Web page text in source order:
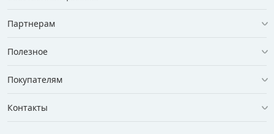
Партнерам
Полезное
Покупателям
Контакты